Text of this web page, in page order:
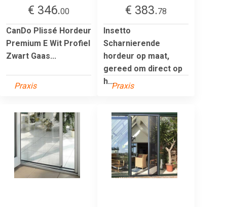
€ 346.00
CanDo Plissé Hordeur
Premium E Wit Profiel
Zwart Gaas...
Praxis
€ 383.78
Insetto
Scharnierende
hordeur op maat,
gereed om direct op
h...Praxis